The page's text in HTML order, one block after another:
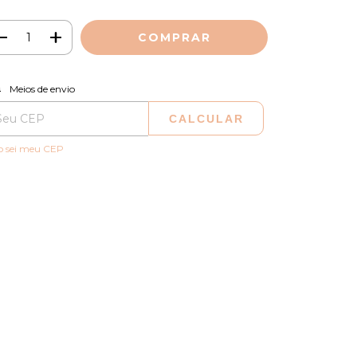
para o CEP:
Meios de envio
CALCULAR
sei meu CEP